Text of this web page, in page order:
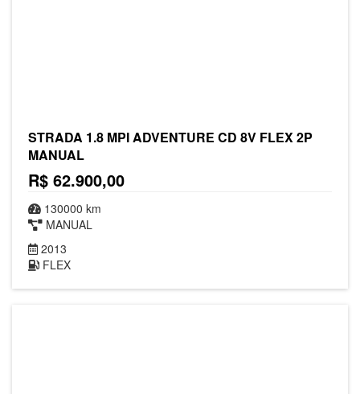
STRADA 1.8 MPI ADVENTURE CD 8V FLEX 2P
MANUAL
R$ 62.900,00
130000 km
MANUAL
2013
FLEX